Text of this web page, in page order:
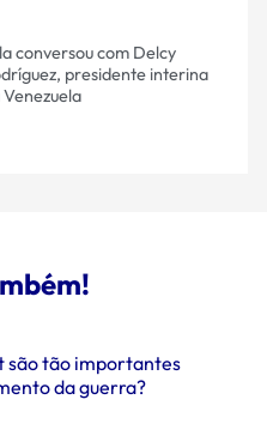
conversou com Delcy
presidente interina
são tão importantes
da guerra?